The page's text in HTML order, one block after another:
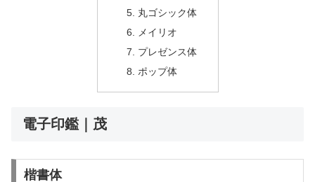
丸ゴシック体
メイリオ
プレゼンス体
ポップ体
電子印鑑｜茂
楷書体